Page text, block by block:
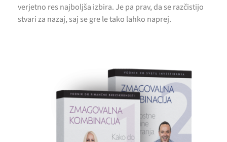
verjetno res najboljša izbira. Je pa prav, da se razčistijo
stvari za nazaj, saj se gre le tako lahko naprej.